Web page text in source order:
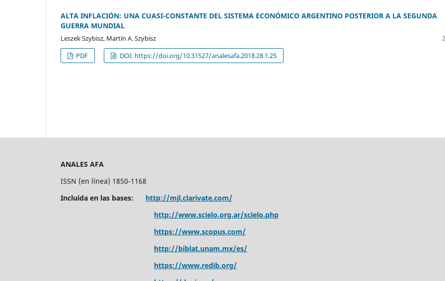
ALTA INFLACIÓN: UNA CUASI-CONSTANTE DEL SISTEMA ECONÓMICO ARGENTINO POSTERIOR A LA SEGUNDA
GUERRA MUNDIAL
Leszek Szybisz, Martín A. Szybisz
PDF
DOI: https://doi.org/10.31527/analesafa.2018.28.1.25
ANALES AFA
ISSN (en línea) 1850-1168
Incluida en las bases: http://mjl.clarivate.com/
http://www.scielo.org.ar/scielo.php
https://www.scopus.com/
http://biblat.unam.mx/es/
https://www.redib.org/